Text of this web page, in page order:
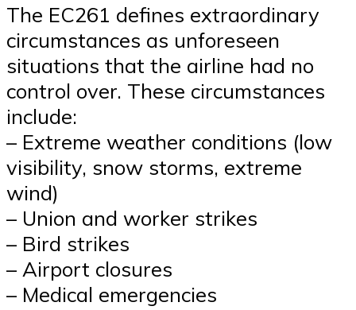
The EC261 defines extraordinary
circumstances as unforeseen
situations that the airline had no
control over. These circumstances
include:
– Extreme weather conditions (low
visibility, snow storms, extreme
wind)
– Union and worker strikes
– Bird strikes
– Airport closures
– Medical emergencies